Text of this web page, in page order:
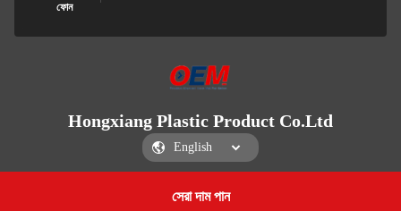
সেরা দাম পান
ফোন
Hongxiang Plastic Product Co.Ltd
Hongxiang Plastic Product Co.Ltd